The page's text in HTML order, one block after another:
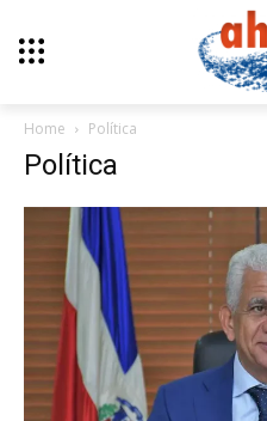
Home Política
Política